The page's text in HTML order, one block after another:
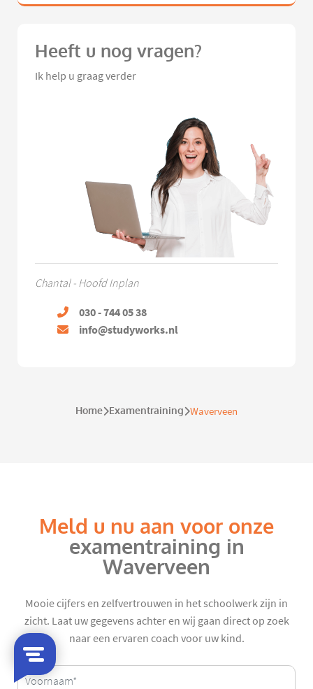
Heeft u nog vragen?
Ik help u graag verder
Chantal - Hoofd Inplan
030 - 744 05 38
info@studyworks.nl
Home Examentraining Waverveen
Meld u nu aan voor onze
examentraining in
Waverveen
Mooie cijfers en zelfvertrouwen in het schoolwerk zijn in
zicht. Laat uw gegevens achter en wij gaan direct op zoek
naar een ervaren coach voor uw kind.